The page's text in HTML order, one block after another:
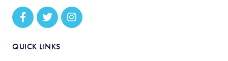
QUICK LINKS